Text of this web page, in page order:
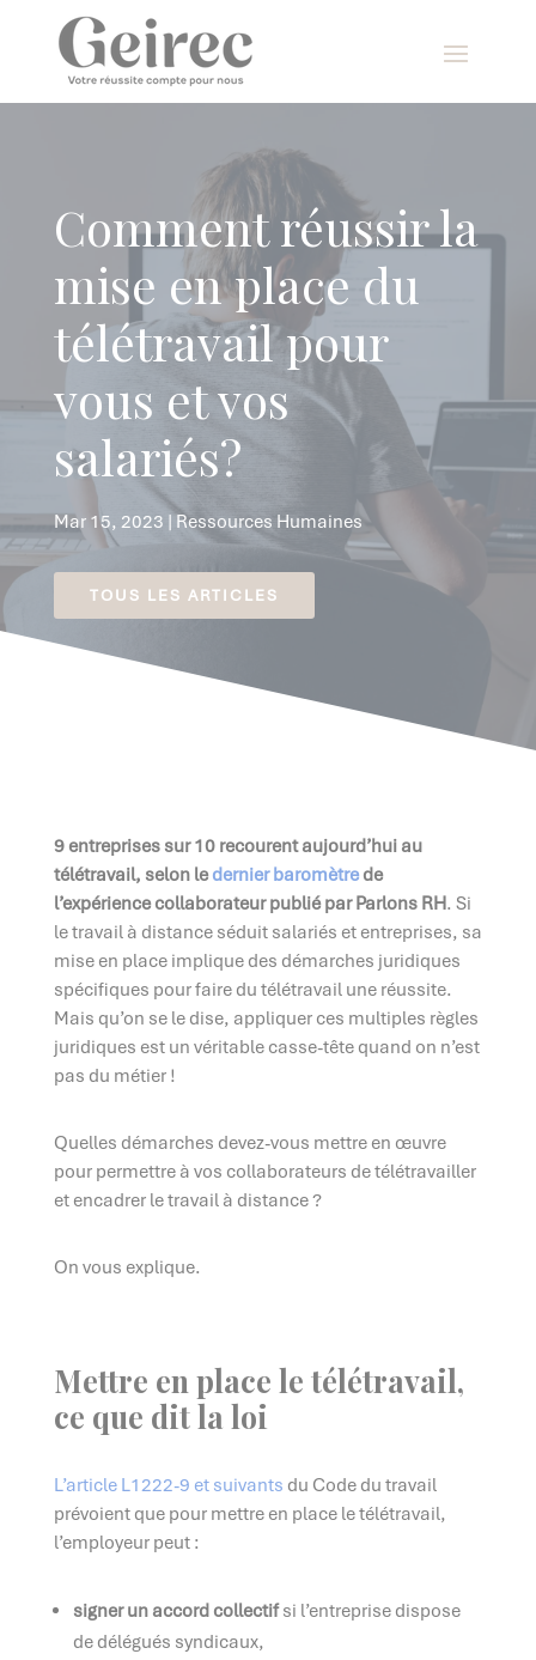
Comment réussir la
mise en place du
télétravail pour
vous et vos
salariés?
Mar 15, 2023 | Ressources Humaines
TOUS LES ARTICLES
9 entreprises sur 10 recourent aujourd’hui au
télétravail, selon ledernier baromètrede
l’expérience collaborateur publié par Parlons RH. Si
le travail à distance séduit salariés et entreprises, sa
mise en place implique des démarches juridiques
spécifiques pour faire du télétravail une réussite.
Mais qu’on se le dise, appliquer ces multiples règles
juridiques est un véritable casse-tête quand on n’est
pas du métier !
Quelles démarches devez-vous mettre en œuvre
pour permettre à vos collaborateurs de télétravailler
et encadrer le travail à distance ?
On vous explique.
Mettre en place le télétravail,
ce que dit la loi
L’article L1222-9 et suivants du Code du travail
prévoient que pour mettre en place le télétravail,
l’employeur peut :
signer un accord collectifsi l’entreprise dispose
de délégués syndicaux,
Panneau de gestion des cookies